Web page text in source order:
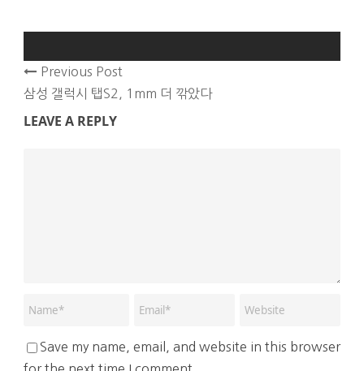
Previous Post
삼성 갤럭시 탭S2, 1mm 더 깎았다
LEAVE A REPLY
Save my name, email, and website in this browser